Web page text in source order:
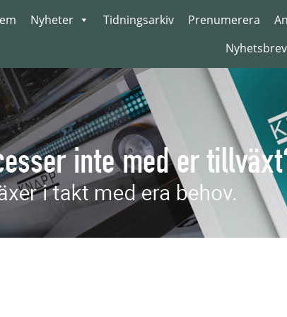
Nyheter Tidningsarkiv Prenumerera
Nyhetsbrev